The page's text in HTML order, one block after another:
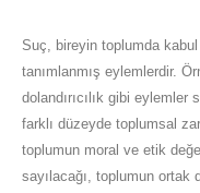
Suç, bireyin toplumda
tanımlanmış eylemlerdir.
dolandırıcılık gibi
farklı düzeyde toplumsal
toplumun moral ve etik
sayılacağı, toplumun ortak